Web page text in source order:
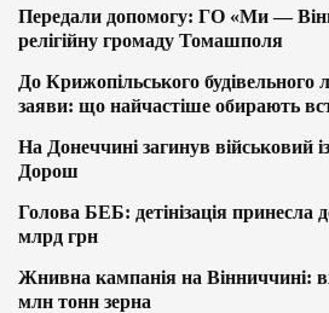
Передали допомогу: ГО «Ми —
релігійну громаду Томашполя
До Крижопільського будівельного
заяви: що найчастіше обирають
На Донеччині загинув військовий
Дорош
Голова БЕБ: детінізація принесла
млрд грн
Жнивна кампанія на Вінниччині:
млн тонн зерна